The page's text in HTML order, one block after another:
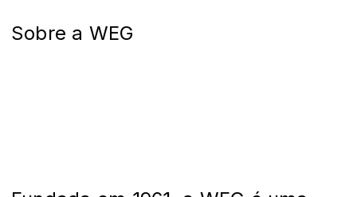
Sobre a WEG